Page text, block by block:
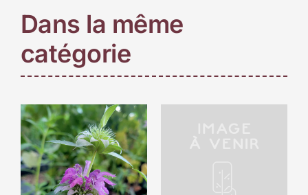
Dans la même
catégorie